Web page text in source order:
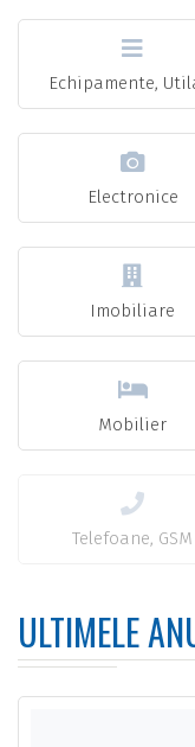
Echipamente,
Electronice
Imobiliare
Mobilier
Telefoane, GSM
ULTIMELE